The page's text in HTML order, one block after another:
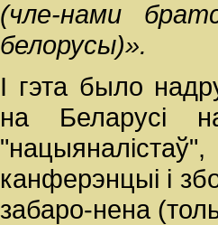
(чле-нами
белорусы)».
І гэта было
на Беларусі
канферэнцыі і
забаро-нена